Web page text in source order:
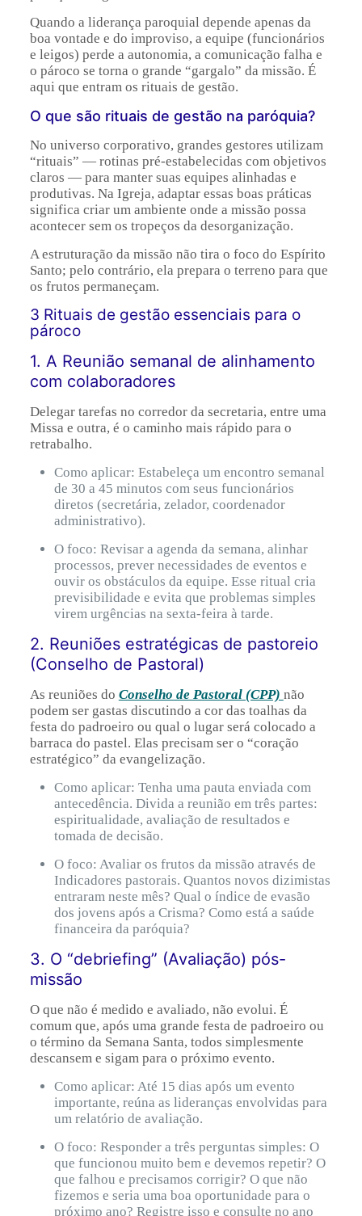
Quando a liderança paroquial depende apenas da
boa vontade e do improviso, a equipe (funcionários
e leigos) perde a autonomia, a comunicação falha e
o pároco se torna o grande “gargalo” da missão. É
aqui que entram os rituais de gestão.
O que são rituais de gestão na paróquia?
No universo corporativo, grandes gestores utilizam
“rituais” — rotinas pré-estabelecidas com objetivos
claros — para manter suas equipes alinhadas e
produtivas. Na Igreja, adaptar essas boas práticas
significa criar um ambiente onde a missão possa
acontecer sem os tropeços da desorganização.
A estruturação da missão não tira o foco do Espírito
Santo; pelo contrário, ela prepara o terreno para que
os frutos permaneçam.
3 Rituais de gestão essenciais para o
pároco
1. A Reunião semanal de alinhamento
com colaboradores
Delegar tarefas no corredor da secretaria, entre uma
Missa e outra, é o caminho mais rápido para o
retrabalho.
Como aplicar: Estabeleça um encontro semanal
de 30 a 45 minutos com seus funcionários
diretos (secretária, zelador, coordenador
administrativo).
O foco: Revisar a agenda da semana, alinhar
processos, prever necessidades de eventos e
ouvir os obstáculos da equipe. Esse ritual cria
previsibilidade e evita que problemas simples
virem urgências na sexta-feira à tarde.
2. Reuniões estratégicas de pastoreio
(Conselho de Pastoral)
As reuniões do Conselho de Pastoral (CPP) não
podem ser gastas discutindo a cor das toalhas da
festa do padroeiro ou qual o lugar será colocado a
barraca do pastel. Elas precisam ser o “coração
estratégico” da evangelização.
Como aplicar: Tenha uma pauta enviada com
antecedência. Divida a reunião em três partes:
espiritualidade, avaliação de resultados e
tomada de decisão.
O foco: Avaliar os frutos da missão através de
Indicadores pastorais. Quantos novos dizimistas
entraram neste mês? Qual o índice de evasão
dos jovens após a Crisma? Como está a saúde
financeira da paróquia?
3. O “debriefing” (Avaliação) pós-
missão
O que não é medido e avaliado, não evolui. É
comum que, após uma grande festa de padroeiro ou
o término da Semana Santa, todos simplesmente
descansem e sigam para o próximo evento.
Como aplicar: Até 15 dias após um evento
importante, reúna as lideranças envolvidas para
um relatório de avaliação.
O foco: Responder a três perguntas simples: O
que funcionou muito bem e devemos repetir? O
que falhou e precisamos corrigir? O que não
fizemos e seria uma boa oportunidade para o
próximo ano? Registre isso e consulte no ano